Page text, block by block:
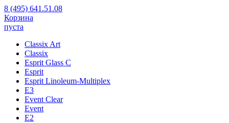
8 (495) 641.51.08
Корзина
пуста
Classix Art
Classix
Esprit Glass C
Esprit
Esprit Linoleum-Multiplex
E3
Event Clear
Event
E2